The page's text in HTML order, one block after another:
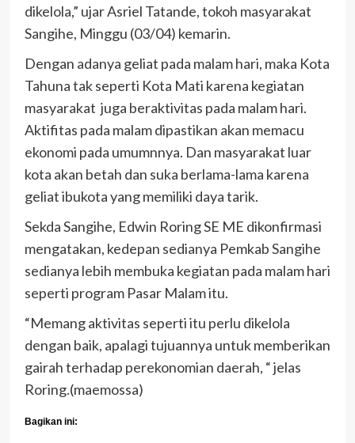
dikelola,” ujar Asriel Tatande, tokoh masyarakat
Sangihe, Minggu (03/04) kemarin.
Dengan adanya geliat pada malam hari, maka Kota
Tahuna tak seperti Kota Mati karena kegiatan
masyarakat juga beraktivitas pada malam hari.
Aktifitas pada malam dipastikan akan memacu
ekonomi pada umumnnya. Dan masyarakat luar
kota akan betah dan suka berlama-lama karena
geliat ibukota yang memiliki daya tarik.
Sekda Sangihe, Edwin Roring SE ME dikonfirmasi
mengatakan, kedepan sedianya Pemkab Sangihe
sedianya lebih membuka kegiatan pada malam hari
seperti program Pasar Malam itu.
“Memang aktivitas seperti itu perlu dikelola
dengan baik, apalagi tujuannya untuk memberikan
gairah terhadap perekonomian daerah, “ jelas
Roring.(maemossa)
Bagikan ini: